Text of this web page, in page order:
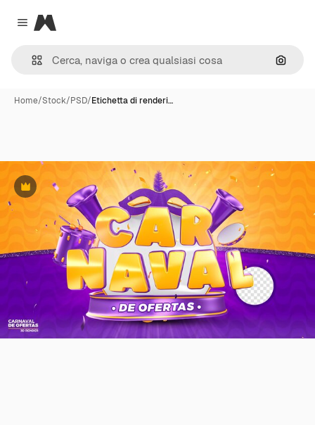
Close menu
Magnific
Cerca
Home/Stock/PSD/Etichetta di renderi…
Premium